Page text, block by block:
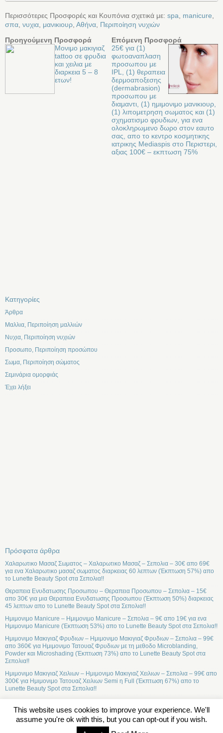
This website uses cookies to improve your experience. We'll
assume you're ok with this, but you can opt-out if you wish.
Περισσότερες Προσφορές και Κουπόνια σχετικά με: spa manicure
σπα νυχια μανικιουρ Αθήνα Περιποίηση νυχιών
Προηγούμενη Προσφορά
Mονιμο μακιγιαζ
tattoo σε φρυδια
και χειλια με
διαρκεια 5 – 8
ετων!
Επόμενη Προσφορά
25€ για (1)
φωτοαναπλαση
προσωπου με
IPL, (1) θεραπεια
δερμοαποξεσης
(dermabrasion)
προσωπου με
διαμαντι, (1) ημιμονιμο μανικιουρ,
(1) λιπομετρηση σωματος και (1)
σχηματισμο φρυδιων, για ενα
ολοκληρωμενο δωρο στον εαυτο
σας, απο το κεντρο κοσμητικης
ιατρικης Mediaspis στο Περιστερι,
αξιας 100€ – εκπτωση 75%
Kατηγορίες
Άρθρα
Μαλλια, Περιποίηση μαλλιών
Νυχια, Περιποίηση νυχιών
Προσωπο, Περιποίηση προσώπου
Σωμα, Περιποίηση σώματος
Σεμινάρια ομορφιάς
Έχει λήξει
Πρόσφατα άρθρα
Χαλαρωτικο Μασαζ Σωματος – Χαλαρωτικο Μασαζ – Σεπολια – 30€ απο 69€
για ενα Χαλαρωτικο μασαζ σωματος διαρκειας 60 λεπτων (Έκπτωση 57%) απο
το Lunette Beauty Spot στα Σεπολια!!
Θεραπεια Ενυδατωσης Προσωπου – Θεραπεια Προσωπου – Σεπολια – 15€
απο 30€ για μια Θεραπεια Ενυδατωσης Προσωπου (Έκπτωση 50%) διαρκειας
45 λεπτων απο το Lunette Beauty Spot στα Σεπολια!!
Ημιμονιμο Manicure – Ημιμονιμο Manicure – Σεπολια – 9€ απο 19€ για ενα
Ημιμονιμο Manicure (Έκπτωση 53%) απο το Lunette Beauty Spot στα Σεπολια!!
Ημιμονιμο Μακιγιαζ Φρυδιων – Ημιμονιμο Μακιγιαζ Φρυδιων – Σεπολια – 99€
απο 360€ για Ημιμονιμο Τατουαζ Φρυδιων με τη μεθοδο Microblanding,
Powder και Microshading (Έκπτωση 73%) απο το Lunette Beauty Spot στα
Σεπολια!!
Ημιμονιμο Μακιγιαζ Χειλιων – Ημιμονιμο Μακιγιαζ Χειλιων – Σεπολια – 99€ απο
300€ για Ημιμονιμο Τατουαζ Χειλιων Semi η Full (Έκπτωση 67%) απο το
Lunette Beauty Spot στα Σεπολια!!
Σχετικά